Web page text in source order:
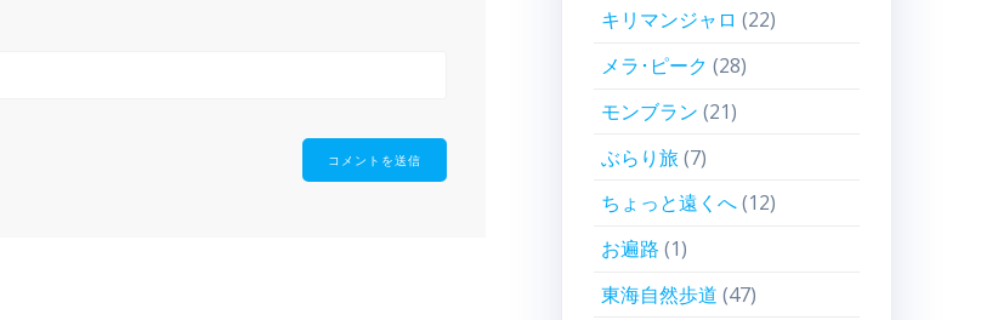
キリマンジャロ (22)
メラ･ピーク (28)
モンブラン (21)
ぶらり旅 (7)
ちょっと遠くへ(12)
お遍路 (1)
東海自然歩道 (47)